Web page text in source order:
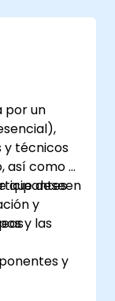
por un
y técnicos
así como al
que deseen
y
y las
y